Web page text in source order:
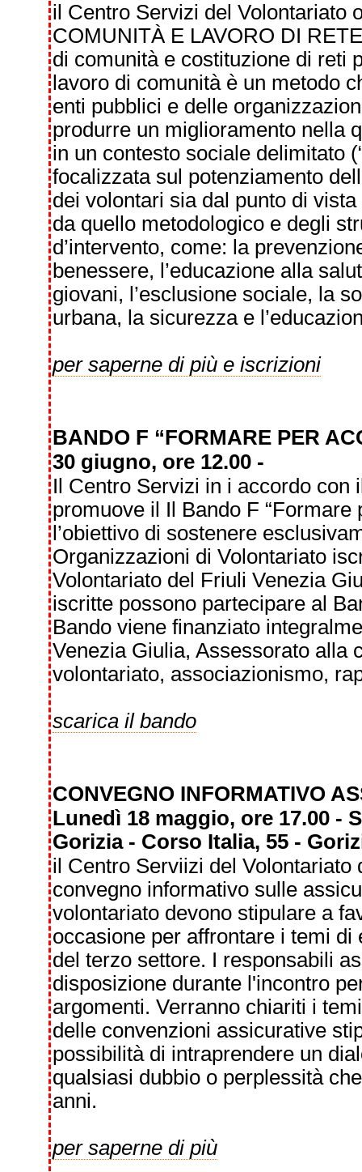
il Centro Servizi del Volontariato
COMUNITÀ E LAVORO DI
di comunità e costituzione di reti
lavoro di comunità è un metodo
enti pubblici e delle
produrre un miglioramento nella
in un contesto sociale delimitato
focalizzata sul potenziamento
dei volontari sia dal punto di
da quello metodologico e degli
d’intervento, come: la
benessere, l’educazione alla
giovani, l’esclusione sociale, la
urbana, la sicurezza e
per saperne di più e iscrizioni
BANDO F “FORMARE PER
30 giugno, ore 12.00 -
Il Centro Servizi in i accordo con
promuove il Il Bando F “Formare
l’obiettivo di sostenere
Organizzazioni di Volontariato
Volontariato del Friuli Venezia
iscritte possono partecipare al
Bando viene finanziato
Venezia Giulia, Assessorato alla
volontariato, associazionismo,
scarica il bando
CONVEGNO INFORMATIVO
Lunedì 18 maggio, ore 17.00 -
Gorizia - Corso Italia, 55 -
il Centro Serviizi del
convegno informativo sulle
volontariato devono stipulare a
occasione per affrontare i temi
del terzo settore. I responsabili
disposizione durante l'incontro
argomenti. Verranno chiariti i
delle convenzioni assicurative
possibilità di intraprendere un
qualsiasi dubbio o perplessità
anni.
per saperne di più